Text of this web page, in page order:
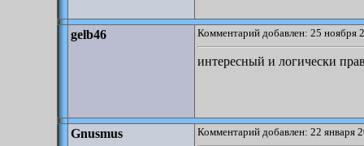
gelb46 Комментарий добавлен: 25 ноября
интересный и логически
Gnusmus Комментарий добавлен: 22 января